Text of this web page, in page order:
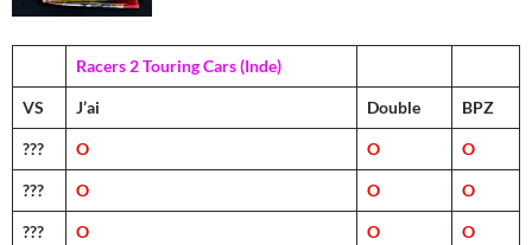
Racers 2 Touring Cars (Inde)
VS J’ai Double BPZ
??? O O O
??? O O O
??? O O O